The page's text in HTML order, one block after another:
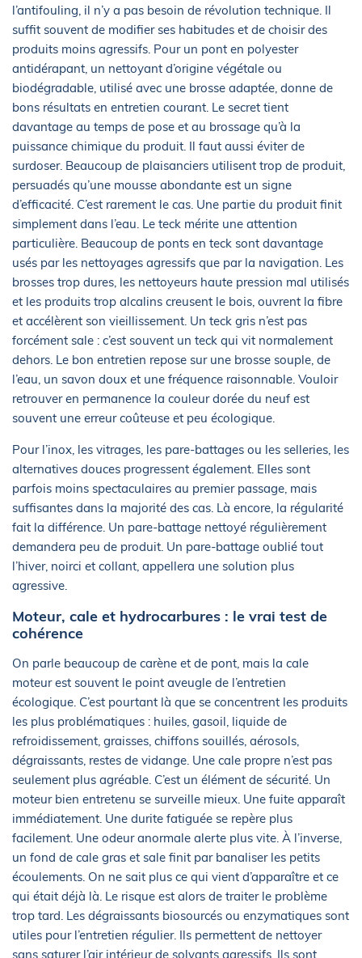
l’antifouling, il n’y a pas besoin de révolution technique. Il
suffit souvent de modifier ses habitudes et de choisir des
produits moins agressifs. Pour un pont en polyester
antidérapant, un nettoyant d’origine végétale ou
biodégradable, utilisé avec une brosse adaptée, donne de
bons résultats en entretien courant. Le secret tient
davantage au temps de pose et au brossage qu’à la
puissance chimique du produit. Il faut aussi éviter de
surdoser. Beaucoup de plaisanciers utilisent trop de produit,
persuadés qu’une mousse abondante est un signe
d’efficacité. C’est rarement le cas. Une partie du produit finit
simplement dans l’eau. Le teck mérite une attention
particulière. Beaucoup de ponts en teck sont davantage
usés par les nettoyages agressifs que par la navigation. Les
brosses trop dures, les nettoyeurs haute pression mal utilisés
et les produits trop alcalins creusent le bois, ouvrent la fibre
et accélèrent son vieillissement. Un teck gris n’est pas
forcément sale : c’est souvent un teck qui vit normalement
dehors. Le bon entretien repose sur une brosse souple, de
l’eau, un savon doux et une fréquence raisonnable. Vouloir
retrouver en permanence la couleur dorée du neuf est
souvent une erreur coûteuse et peu écologique.
Pour l’inox, les vitrages, les pare-battages ou les selleries, les
alternatives douces progressent également. Elles sont
parfois moins spectaculaires au premier passage, mais
suffisantes dans la majorité des cas. Là encore, la régularité
fait la différence. Un pare-battage nettoyé régulièrement
demandera peu de produit. Un pare-battage oublié tout
l’hiver, noirci et collant, appellera une solution plus
agressive.
Moteur, cale et hydrocarbures : le vrai test de
cohérence
On parle beaucoup de carène et de pont, mais la cale
moteur est souvent le point aveugle de l’entretien
écologique. C’est pourtant là que se concentrent les produits
les plus problématiques : huiles, gasoil, liquide de
refroidissement, graisses, chiffons souillés, aérosols,
dégraissants, restes de vidange. Une cale propre n’est pas
seulement plus agréable. C’est un élément de sécurité. Un
moteur bien entretenu se surveille mieux. Une fuite apparaît
immédiatement. Une durite fatiguée se repère plus
facilement. Une odeur anormale alerte plus vite. À l’inverse,
un fond de cale gras et sale finit par banaliser les petits
écoulements. On ne sait plus ce qui vient d’apparaître et ce
qui était déjà là. Le risque est alors de traiter le problème
trop tard. Les dégraissants biosourcés ou enzymatiques sont
utiles pour l’entretien régulier. Ils permettent de nettoyer
sans saturer l’air intérieur de solvants agressifs. Ils sont